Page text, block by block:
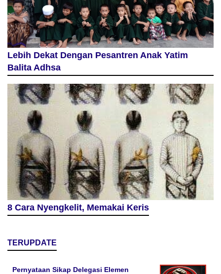
Lebih Dekat Dengan Pesantren Anak Yatim
Balita Adhsa
8 Cara Nyengkelit, Memakai Keris
TERUPDATE
Pernyataan Sikap Delegasi Elemen